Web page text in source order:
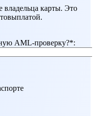
владельца карты. Это
AML-проверку?*: